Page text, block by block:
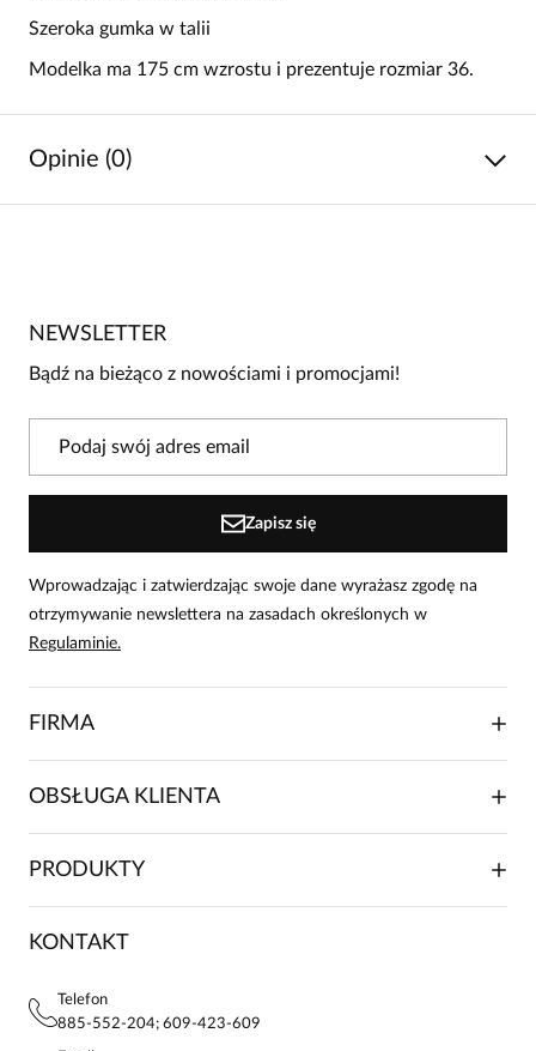
Szeroka gumka w talii
Modelka ma 175 cm wzrostu i prezentuje rozmiar 36.
Opinie (0)
Bądź pierwszą osobą, która podzieli się opinią o tym
W naszej witrynie opinie mogą dodawać tylko
NEWSLETTER
Bądź na bieżąco z nowościami i promocjami!
Zapisz się
Wprowadzając i zatwierdzając swoje dane wyrażasz zgodę na
otrzymywanie newslettera na zasadach określonych w
Regulaminie.
FIRMA
O NAS
FRANCZYZA
KONTAKTY
OBSŁUGA KLIENTA
SKŁADANIE ZAMÓWIENIA
FAQ
POLITYKA PRYWATNOŚCI
STREFA STAŁEGO KLIENTA
PRODUKTY
SUKIENKI
KOSZULE DAMSKIE
KONTAKT
Telefon
885-552-204; 609-423-609